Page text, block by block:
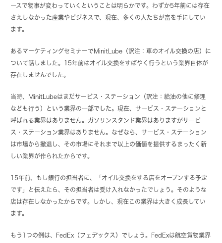
ースで物事が変わっていくということは明らかです。わずか5年前には存在
さえしなかった産業やビジネスで、現在、多くの人たちが富を手にしてい
ます。
あるマーケティングセミナーでMinitLube（訳注：車のオイル交換の店）に
ついて話しました。15年前はオイル交換をすばやく行うという業界自体が
存在しませんでした。
当時、MinitLubeはまだサービス・ステーション（訳注：給油の他に修理
なども行う）という業界の一部でした。現在、サービス・ステーションと
呼ばれる業界はありません。ガソリンスタンド業界はありますがサービ
ス・ステーション業界はありません。なぜなら、サービス・ステーション
は市場から撤退し、その市場にそれまで以上の価値を提供するまったく新
しい業界が作られたからです。
15年前、もし銀行の担当者に、「オイル交換をする店をオープンする予定
です」と伝えたら、その担当者は受け入れなかったでしょう。そのような
店は存在しなかったからです。しかし、現在この業界は大きく成長してい
ます。
もう1つの例は、FedEx（フェデックス）でしょう。FedExは航空貨物業界